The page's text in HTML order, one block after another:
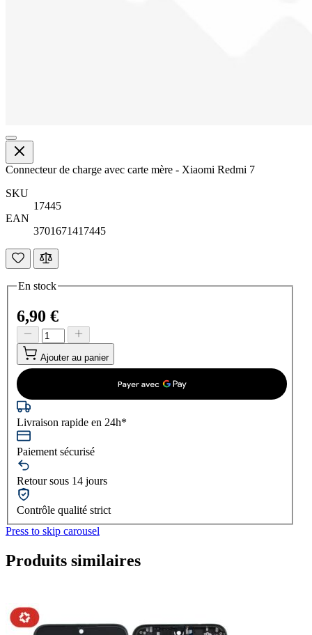
Connecteur de charge avec carte mère - Xiaomi Redmi 7
SKU
17445
EAN
3701671417445
En stock
6,90 €
Ajouter au panier
Livraison rapide en 24h*
Paiement sécurisé
Retour sous 14 jours
Contrôle qualité strict
Press to skip carousel
Produits similaires